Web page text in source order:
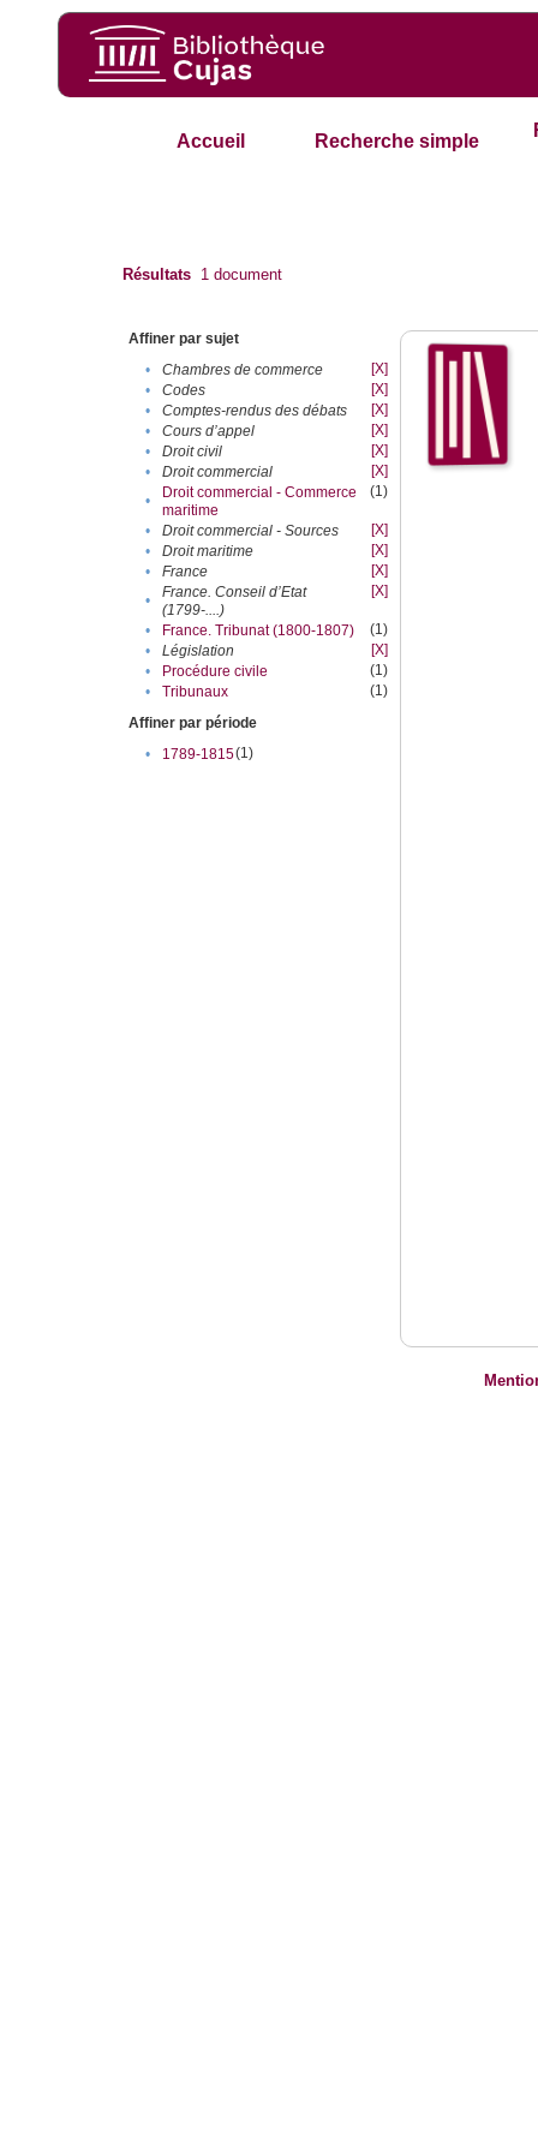
Accueil Recherche simple
Résultats 1 document
Affiner par sujet
•
Chambres de commerce
[X]
•
Codes
[X]
•
Comptes-rendus des débats
[X]
•
Cours d’appel
[X]
•
Droit civil
[X]
•
Droit commercial
[X]
•
Droit commercial - Commerce
maritime
(1)
• Droit commercial - Sources
[X]
•
Droit maritime
[X]
•
France
[X]
•
France. Conseil d’Etat
(1799-....)
[X]
• France. Tribunat (1800-1807)
(1)
•
Législation
[X]
•
Procédure civile
(1)
•
Tribunaux
(1)
Affiner par période
•
1789-1815(1)